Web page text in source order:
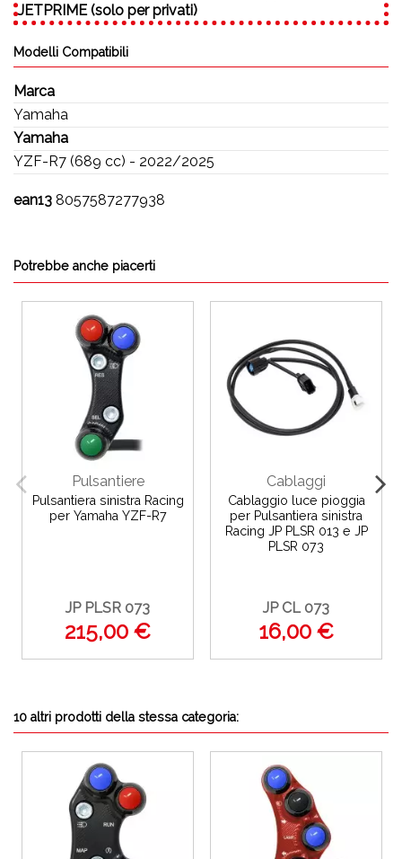
JETPRIME (solo per privati)
Modelli Compatibili
Marca
Yamaha
Yamaha
YZF-R7 (689 cc) - 2022/2025
ean13 8057587277938
Potrebbe anche piacerti
Pulsantiere
Pulsantiera sinistra Racing
per Yamaha YZF-R7
JP PLSR 073
215,00 €
Cablaggi
Cablaggio luce pioggia
per Pulsantiera sinistra
Racing JP PLSR 013 e JP
PLSR 073
JP CL 073
16,00 €
10 altri prodotti della stessa categoria: